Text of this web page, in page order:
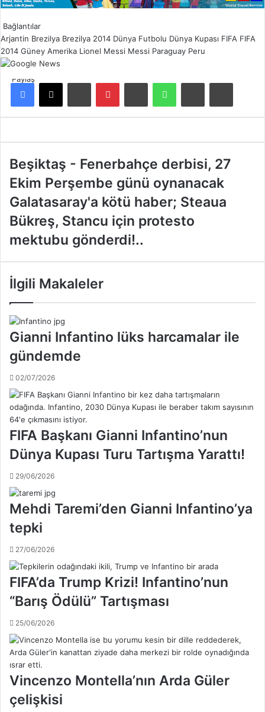
Bağlantılar
Arjantin Brezilya Brezilya 2014 Dünya Futbolu Dünya Kupası FIFA FIFA
2014 Güney Amerika Lionel Messi Messi Paraguay Peru
Paylaş
B
ş
i
t
a
ş
-
r
b
h
d
e
r
b
s
i
2
7
E
k
i
m
P
e
r
e
m
b
e
g
ü
n
ü
Beşiktaş - Fenerbahçe derbisi, 27
Ekim Perşembe günü oynanacak
G
a
a
y
'
k
ü
h
a
b
e
r
;
t
e
a
u
a
B
ü
k
r
ş
,
S
a
n
c
u
Galatasaray'a kötü haber; Steaua
Bükreş, Stancu için protesto
mektubu gönderdi!..
İlgili Makaleler
Gianni Infantino lüks harcamalar ile
gündemde
02/07/2026
FIFA Başkanı Gianni Infantino’nun
Dünya Kupası Turu Tartışma Yarattı!
29/06/2026
Mehdi Taremi’den Gianni Infantino’ya
tepki
27/06/2026
FIFA’da Trump Krizi! Infantino’nun
“Barış Ödülü” Tartışması
25/06/2026
Vincenzo Montella’nın Arda Güler
çelişkisi